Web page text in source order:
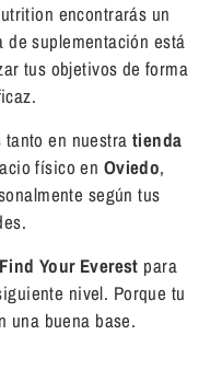
encontrarás un
suplementación está
tus objetivos de forma
en nuestra tienda
físico en Oviedo,
según tus
Find Your Everest para
nivel. Porque tu
una buena base.